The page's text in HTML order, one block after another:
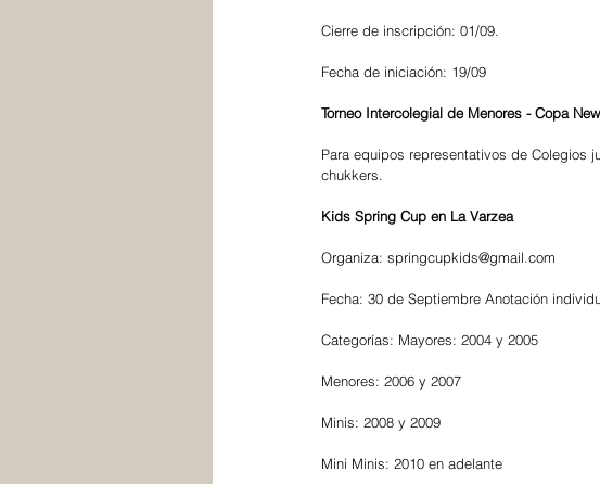
Cierre de inscripción: 01/09.
Fecha de iniciación: 19/09
Torneo Intercolegial de Menores - Copa
Para equipos representativos de Colegios
chukkers.
Kids Spring Cup en La Varzea
Organiza: springcupkids@gmail.com
Fecha: 30 de Septiembre Anotación
Categorías: Mayores: 2004 y 2005
Menores: 2006 y 2007
Minis: 2008 y 2009
Mini Minis: 2010 en adelante